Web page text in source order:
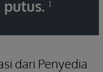
¹
dari Penyedia